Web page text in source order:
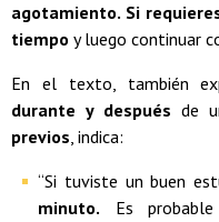
agotamiento. Si
tiempo y luego continuar
En el texto, también
durante y después de
previos, indica:
“Si tuviste un buen
minuto. Es